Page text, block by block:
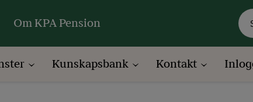
Om KPA Pension
Kunskapsbank Kontakt